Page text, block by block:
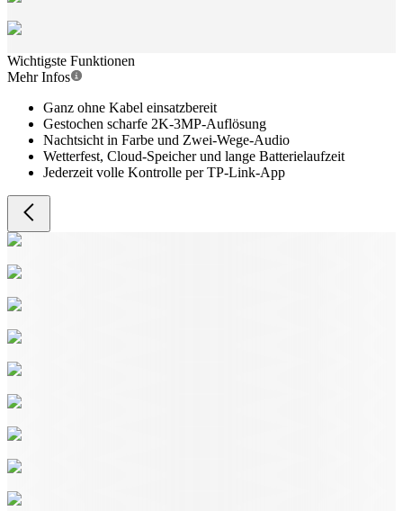
Wichtigste Funktionen
Mehr Infos
Ganz ohne Kabel einsatzbereit
Gestochen scharfe 2K-3MP-Auflösung
Nachtsicht in Farbe und Zwei-Wege-Audio
Wetterfest, Cloud-Speicher und lange Batterielaufzeit
Jederzeit volle Kontrolle per TP-Link-App